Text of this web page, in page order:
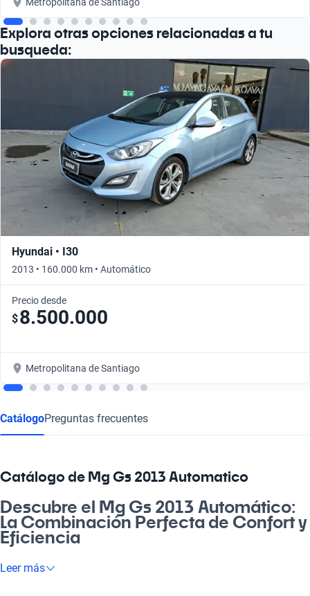
Explora otras opciones relacionadas a tu
busqueda:
Hyundai • I30
2013 • 160.000 km • Automático
Precio desde
$8.500.000
Metropolitana de Santiago
CatálogoPreguntas frecuentes
Catálogo de Mg Gs 2013 Automatico
Descubre el Mg Gs 2013 Automático:
La Combinación Perfecta de Confort y
Eficiencia
¿Sabías que el Mg Gs 2013 Automático es una opción ideal
Leer más